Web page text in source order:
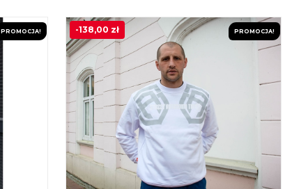
PROMOCJA! PROMOCJA!
-138,00 zł